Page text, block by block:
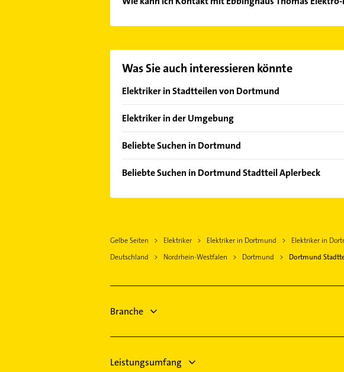
Was Sie auch interessieren könnte
Elektriker in Stadtteilen von Dortmund
Bittermark
Brechten
Dorstfeld
Eving
Körne
Kirchderne
Mitte
Scharnhorst
Elektriker in der Umgebung
Schwerte
Kamen
Fröndenberg /Ruhr
Hagen Westfalen
Witten
Beliebte Suchen in Dortmund
Klempner
Sanitärinstallation
Krankengymnastik
Lackiererei
Beliebte Suchen in Dortmund Stadtteil Aplerbeck
Schreiner
Kammerjäger
Immobilienmakler
Gelbe Seiten Elektriker Elektriker in Dortmund Elektriker in
Deutschland
Nordrhein-Westfalen Dortmund Dortmund
Branche
Leistungsumfang